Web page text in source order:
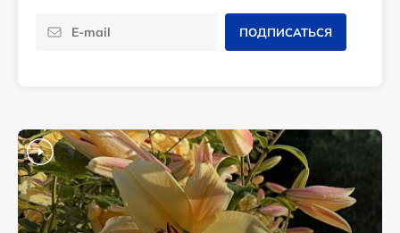
ПОДПИСАТЬСЯ